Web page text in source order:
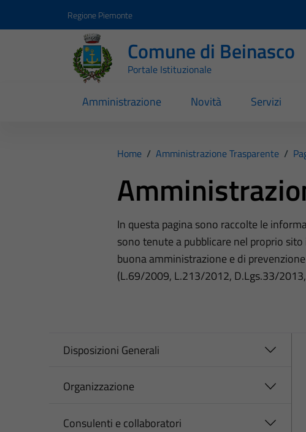
Regione Piemonte
Comune di Beinasco
Portale Istituzionale
Amministrazione Novità Servizi
Home / Amministrazione Trasparente /
In questa pagina sono raccolte le
sono tenute a pubblicare nel proprio
buona amministrazione e di
(L.69/2009, L.213/2012, D.Lgs.33/
Disposizioni Generali
Organizzazione
Consulenti e collaboratori